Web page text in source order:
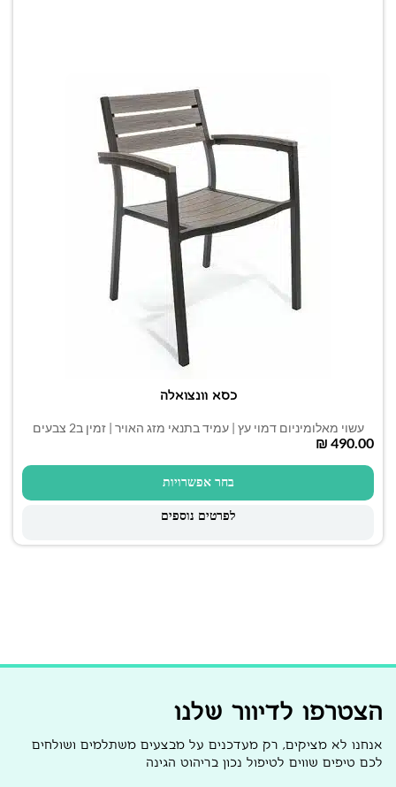
כסא וונצואלה
עשוי מאלומיניום דמוי עץ | עמיד בתנאי מזג האויר | זמין ב2 צבעים
₪
בחר אפשרויות
לפרטים נוספים
הצטרפו לדיוור שלנו
אנחנו לא מציקים, רק מעדכנים על מבצעים משתלמים ושולחים
לכם טיפים שווים לטיפול נכון בריהוט הגינה